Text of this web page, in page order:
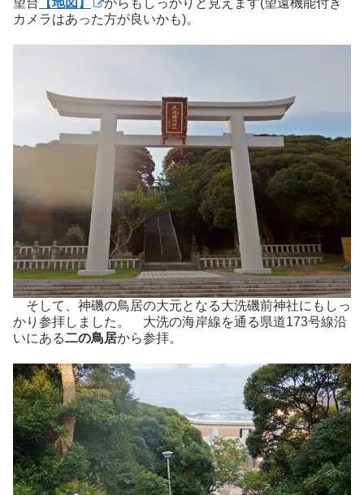
望台 【地図】
からもしっかりと見えます(望遠機能付き
カメラはあった方が良いかも)。
そして、神磯の鳥居の大元となる大洗磯前神社にもしっ
かり参拝しました。 大洗の海岸線を通る県道173号線沿
いにある二の鳥居から参拝。